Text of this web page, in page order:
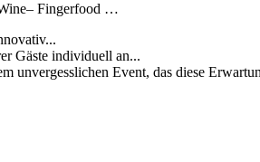
Fingerfood …
Gäste individuell an...
unvergesslichen Event, das diese